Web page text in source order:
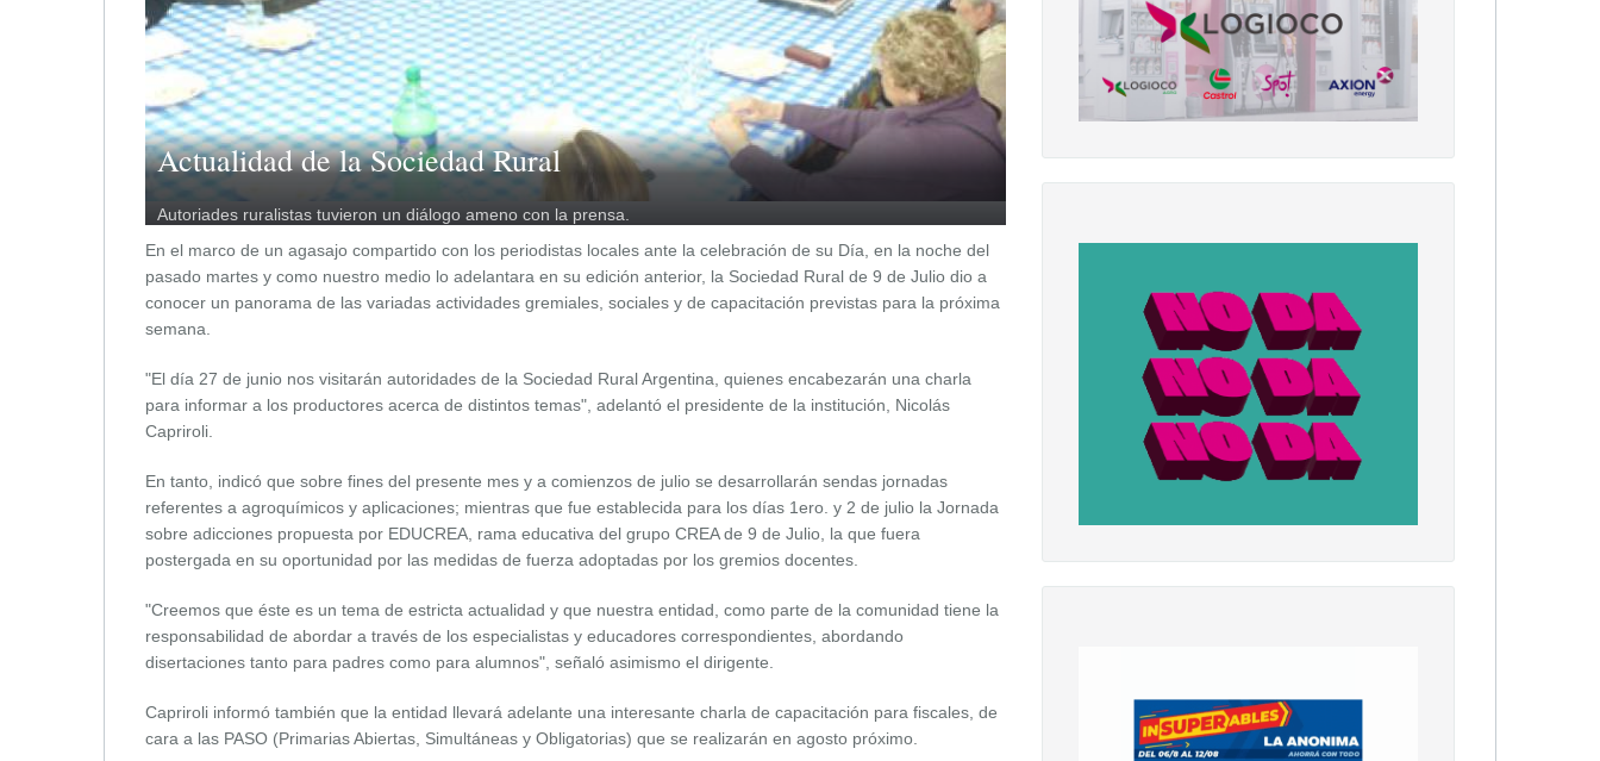
Actualidad de la Sociedad Rural
Autoriades ruralistas tuvieron un diálogo ameno con la prensa.
En el marco de un agasajo compartido con los periodistas locales ante la celebración de su Día, en la noche del
pasado martes y como nuestro medio lo adelantara en su edición anterior, la Sociedad Rural de 9 de Julio dio a
conocer un panorama de las variadas actividades gremiales, sociales y de capacitación previstas para la próxima
semana.
"El día 27 de junio nos visitarán autoridades de la Sociedad Rural Argentina, quienes encabezarán una charla
para informar a los productores acerca de distintos temas", adelantó el presidente de la institución, Nicolás
Capriroli.
En tanto, indicó que sobre fines del presente mes y a comienzos de julio se desarrollarán sendas jornadas
referentes a agroquímicos y aplicaciones; mientras que fue establecida para los días 1ero. y 2 de julio la Jornada
sobre adicciones propuesta por EDUCREA, rama educativa del grupo CREA de 9 de Julio, la que fuera
postergada en su oportunidad por las medidas de fuerza adoptadas por los gremios docentes.
"Creemos que éste es un tema de estricta actualidad y que nuestra entidad, como parte de la comunidad tiene la
responsabilidad de abordar a través de los especialistas y educadores correspondientes, abordando
disertaciones tanto para padres como para alumnos", señaló asimismo el dirigente.
Capriroli informó también que la entidad llevará adelante una interesante charla de capacitación para fiscales, de
cara a las PASO (Primarias Abiertas, Simultáneas y Obligatorias) que se realizarán en agosto próximo.